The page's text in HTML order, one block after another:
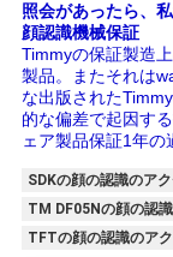
照会があったら、
顔認識機械保証
Timmyの保証製造
製品。またそれは
な出版された
的な偏差で起因す
ェア製品保証1年の
SDKの顔の認識のア
TM DF05Nの顔の認
TFTの顔の認識のア